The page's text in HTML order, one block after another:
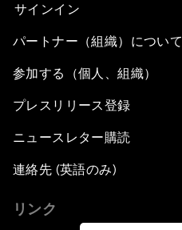
サインイン
パートナー（組織）について
参加する（個人、組織）
プレスリリース登録
ニュースレター購読
連絡先 (英語のみ)
リンク